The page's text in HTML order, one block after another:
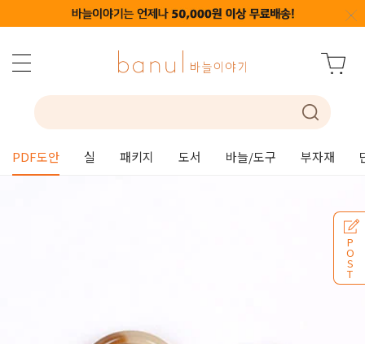
PDF도안 실 패키지 도서 바늘/도구 부자재
P
O
S
T